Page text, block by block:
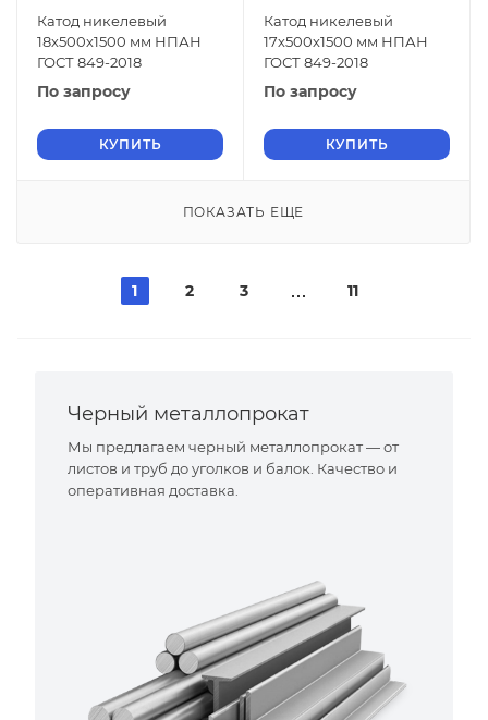
Катод никелевый
18х500х1500 мм НПАН
ГОСТ 849-2018
По запросу
КУПИТЬ
Катод никелевый
17х500х1500 мм НПАН
ГОСТ 849-2018
По запросу
КУПИТЬ
ПОКАЗАТЬ ЕЩЕ
1 2 3 11
Черный металлопрокат
Мы предлагаем черный металлопрокат — от
листов и труб до уголков и балок. Качество и
оперативная доставка.